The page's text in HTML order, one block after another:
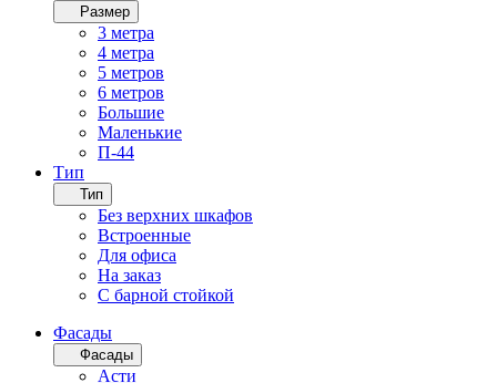
Размер
3 метра
4 метра
5 метров
6 метров
Большие
Маленькие
П-44
Тип
Тип
Без верхних шкафов
Встроенные
Для офиса
На заказ
С барной стойкой
Фасады
Фасады
Асти